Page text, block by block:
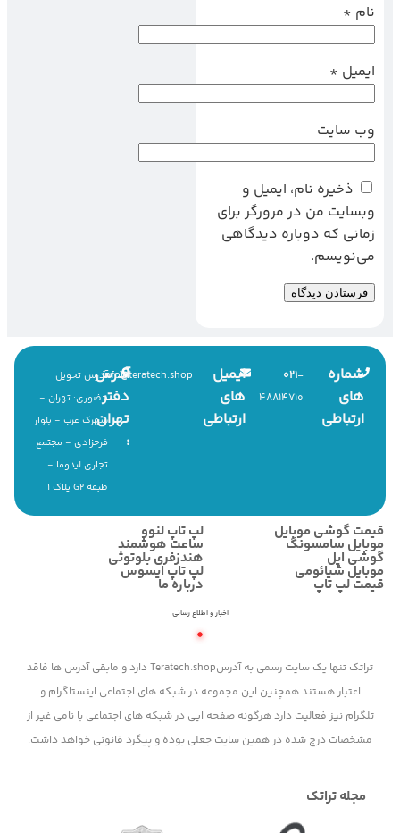
نام *
ایمیل *
وب‌ سایت
ذخیره نام، ایمیل و
وبسایت من در مرورگر برای
زمانی که دوباره دیدگاهی
می‌نویسم.
شماره
های
ارتباطی
021-
48814710
ایمیل
های
ارتباطی
info@teratech.shopآدرس
دفتر
تهران
:
آدرس تحویل
حضوری: تهران -
شهرک غرب - بلوار
فرحزادی - مجتمع
تجاری لیدوما -
طبقه G2 پلاک ۱
قیمت گوشی موبایل
موبایل سامسونگ
گوشی اپل
موبایل شیائومی
قیمت لپ تاپ
لپ تاپ لنوو
ساعت هوشمند
هندزفری بلوتوثی
لپ تاپ ایسوس
درباره ما
اخبار و اطلاع رسانی
تراتک تنها یک سایت رسمی به آدرسTeratech.shop دارد و مابقی آدرس ها فاقد
اعتبار هستند همچنین این مجموعه در شبکه های اجتماعی اینستاگرام و
تلگرام نیز فعالیت دارد هرگونه صفحه ایی در شبکه های اجتماعی با نامی غیر از
مشخصات درج شده در همین سایت جعلی بوده و پیگرد قانونی خواهد داشت.
مجله تراتک